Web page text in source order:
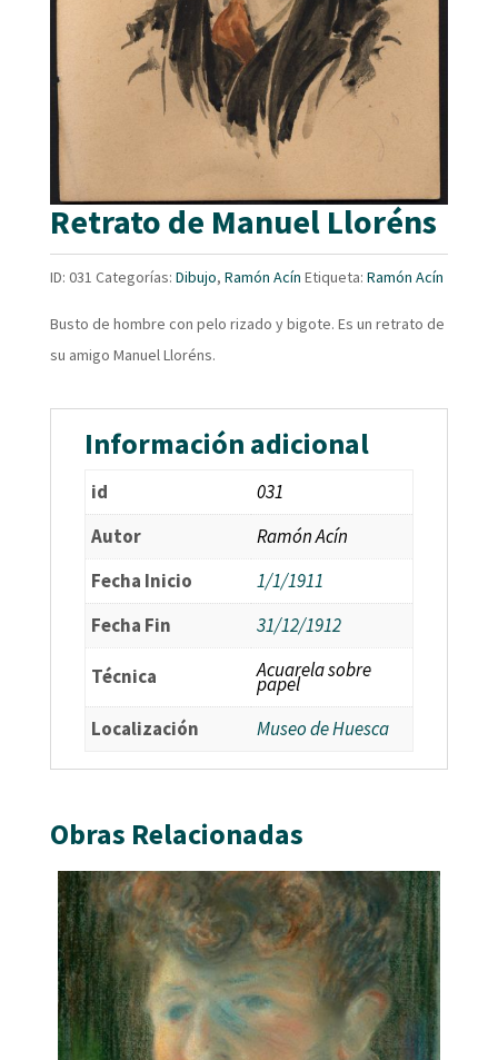
Retrato de Manuel Lloréns
ID: 031 Categorías: Dibujo, Ramón Acín Etiqueta: Ramón Acín
Busto de hombre con pelo rizado y bigote. Es un retrato de
su amigo Manuel Lloréns.
Información adicional
id
031
Autor
Ramón Acín
Fecha Inicio
1/1/1911
Fecha Fin
31/12/1912
Técnica Acuarela sobre
papel
Localización
Museo de Huesca
Obras Relacionadas